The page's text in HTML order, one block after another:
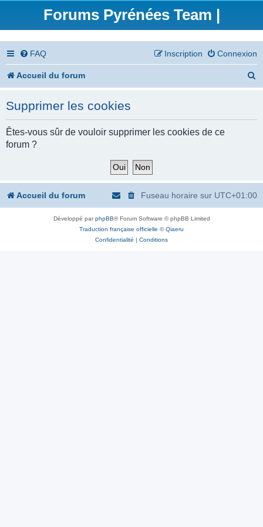
Forums Pyrénées Team |
FAQ Connexion
Inscription
Accueil du forum
c
Supprimer les cookies
Êtes-vous sûr de vouloir supprimer les cookies de ce
forum ?
Accueil du forum Fuseau horaire sur UTC+01:00
Développé parphpBB® Forum Software © phpBB Limited
Traduction française officielle ©Qiaeru
Confidentialité | Conditions